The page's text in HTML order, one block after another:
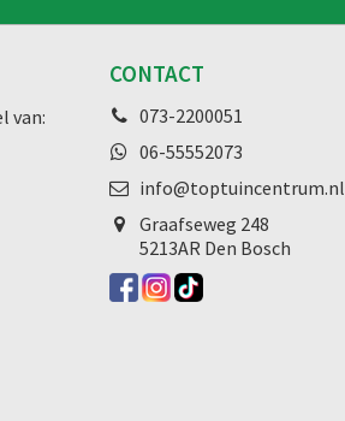
van:
CONTACT
073-2200051
06-55552073
info@toptuincentrum.nl
Graafseweg 248
5213AR Den Bosch